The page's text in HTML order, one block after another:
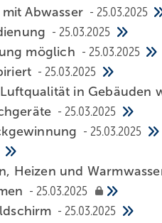
Abwasser
25.03.2025
25.03.2025
­möglich
25.03.2025
25.03.2025
in Gebäuden
25.03.2025
25.03.2025
Heizen und
25.03.2025
25.03.2025